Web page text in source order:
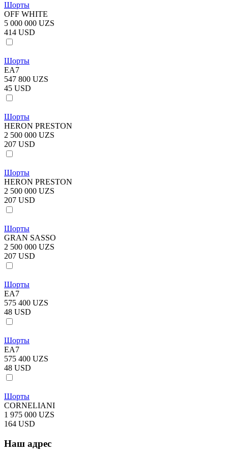
Шорты
OFF WHITE
5 000 000 UZS
414 USD
Шорты
EA7
547 800 UZS
45 USD
Шорты
HERON PRESTON
2 500 000 UZS
207 USD
Шорты
HERON PRESTON
2 500 000 UZS
207 USD
Шорты
GRAN SASSO
2 500 000 UZS
207 USD
Шорты
EA7
575 400 UZS
48 USD
Шорты
EA7
575 400 UZS
48 USD
Шорты
CORNELIANI
1 975 000 UZS
164 USD
Наш адрес